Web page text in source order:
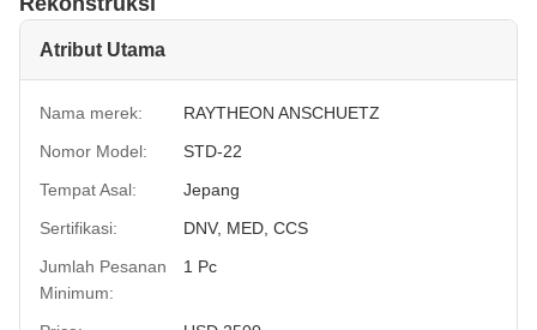
Atribut Utama
Nama merek:
RAYTHEON ANSCHUETZ
Nomor Model:
STD-22
Tempat Asal:
Jepang
Sertifikasi:
DNV, MED, CCS
Jumlah Pesanan
Minimum:
1 Pc